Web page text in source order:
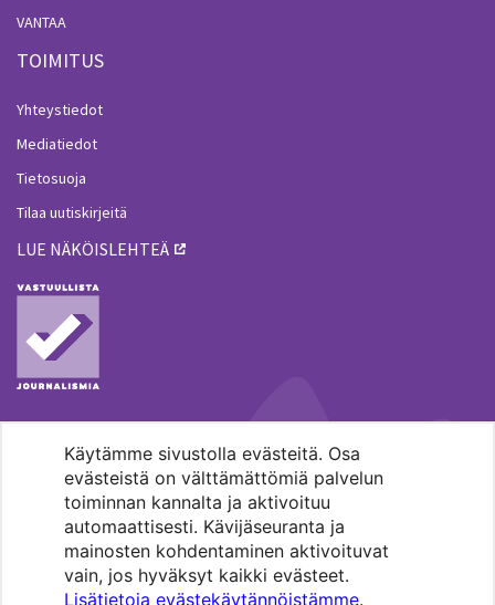
Käytämme sivustolla evästeitä. Osa
evästeistä on välttämättömiä palvelun
toiminnan kannalta ja aktivoituu
automaattisesti. Kävijäseuranta ja
mainosten kohdentaminen aktivoituvat
vain, jos hyväksyt kaikki evästeet.
Lisätietoja evästekäytännöistämme.
VANTAA
TOIMITUS
Yhteystiedot
Mediatiedot
Tietosuoja
Tilaa uutiskirjeitä
LUE NÄKÖISLEHTEÄ
MENOHAKU